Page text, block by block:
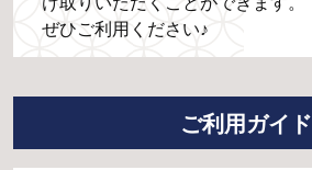
ぜひご利用ください♪
ご利用ガイド